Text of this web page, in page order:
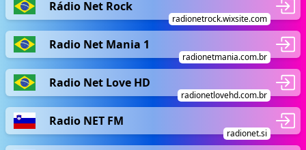
Rádio Net Rock
radionetrock.wixsite.com
Radio Net Mania 1
radionetmania.com.br
Radio Net Love HD
radionetlovehd.com.br
Radio NET FM
radionet.si